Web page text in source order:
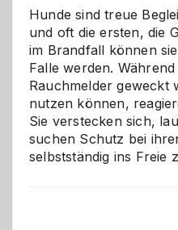
Hunde sind treue
und oft die ersten, die
im Brandfall können
Falle werden.
Rauchmelder geweckt
nutzen können,
Sie verstecken sich,
suchen Schutz bei
selbstständig ins Freie